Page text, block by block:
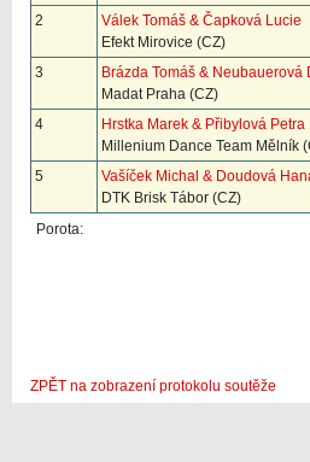
2
Válek Tomáš & Čapková Lucie
Efekt Mirovice (CZ)
3
Brázda Tomáš & Neubauerová
Madat Praha (CZ)
4
Hrstka Marek & Přibylová Petra
Millenium Dance Team Mělník
5
Vašíček Michal & Doudová
DTK Brisk Tábor (CZ)
Porota:
ZPĚT na zobrazení protokolu soutěže